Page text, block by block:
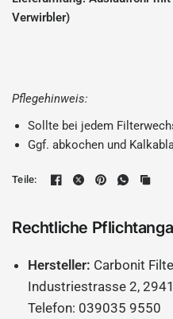
Verwirbler)
Pflegehinweis:
Sollte bei jedem
Ggf. abkochen und
Teile:
Rechtliche
Hersteller: Carbonit
Industriestrasse 2,
Telefon: 039035 9550